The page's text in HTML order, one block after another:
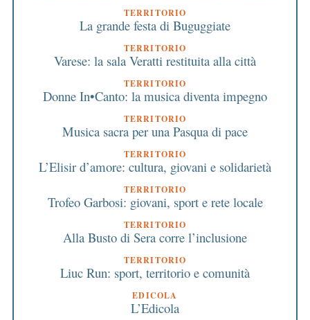
TERRITORIO
La grande festa di Buguggiate
TERRITORIO
Varese: la sala Veratti restituita alla città
TERRITORIO
Donne In•Canto: la musica diventa impegno
TERRITORIO
Musica sacra per una Pasqua di pace
TERRITORIO
L’Elisir d’amore: cultura, giovani e solidarietà
TERRITORIO
Trofeo Garbosi: giovani, sport e rete locale
TERRITORIO
Alla Busto di Sera corre l’inclusione
TERRITORIO
Liuc Run: sport, territorio e comunità
EDICOLA
L’Edicola